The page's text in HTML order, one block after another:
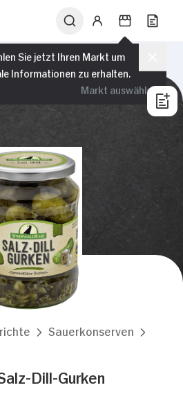
Sie jetzt Ihren Markt um
Informationen zu erhalten.
Markt auswählen
Sauerkonserven
Dill-Gurken